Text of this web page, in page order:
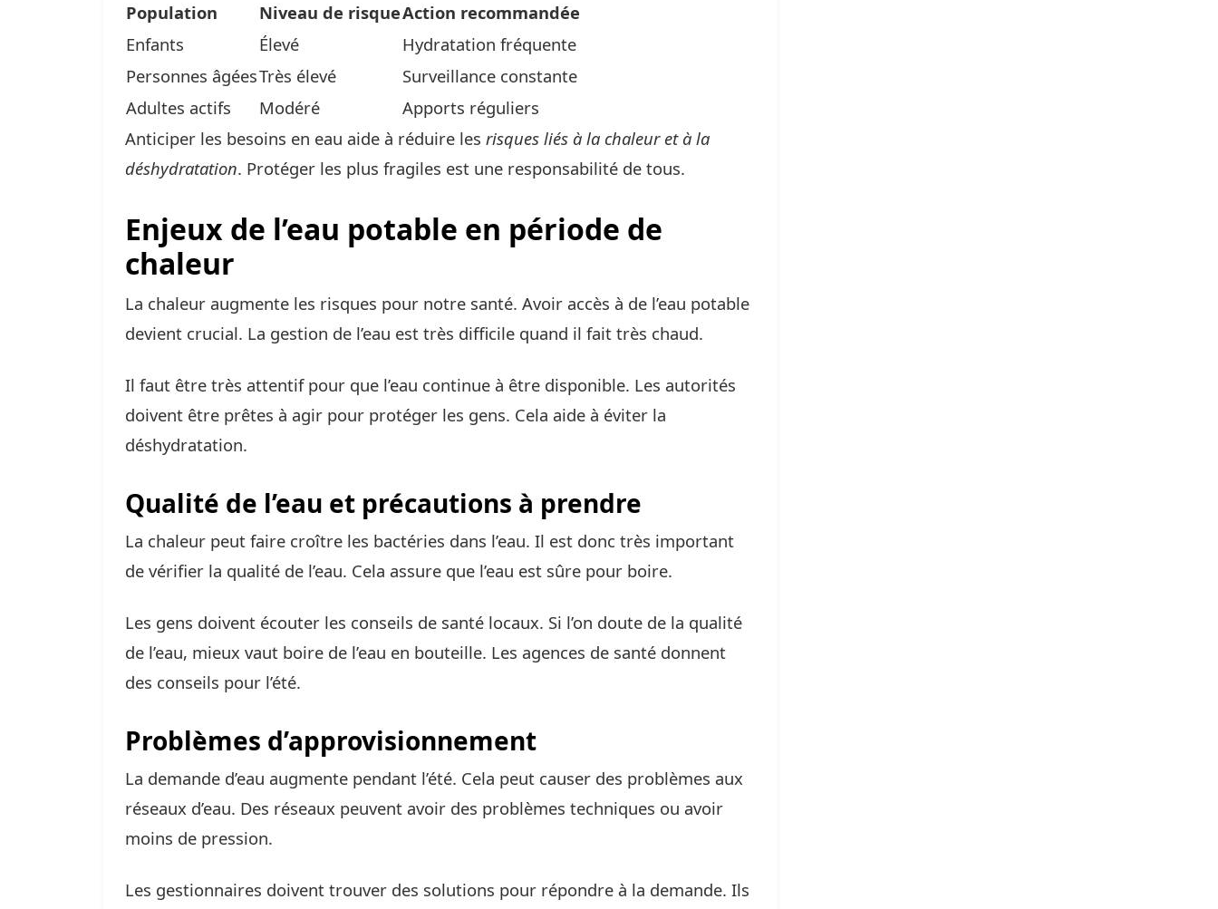
Population Niveau de risqueAction recommandée
Enfants
Élevé
Hydratation fréquente
Personnes âgéesTrès élevé
Surveillance constante
Adultes actifs
Modéré
Apports réguliers
Anticiper les besoins en eau aide à réduire les risques liés à la chaleur et à la
déshydratation. Protéger les plus fragiles est une responsabilité de tous.
Enjeux de l’eau potable en période de
chaleur
La chaleur augmente les risques pour notre santé. Avoir accès à de l’eau potable
devient crucial. La gestion de l’eau est très difficile quand il fait très chaud.
Il faut être très attentif pour que l’eau continue à être disponible. Les autorités
doivent être prêtes à agir pour protéger les gens. Cela aide à éviter la
déshydratation.
Qualité de l’eau et précautions à prendre
La chaleur peut faire croître les bactéries dans l’eau. Il est donc très important
de vérifier la qualité de l’eau. Cela assure que l’eau est sûre pour boire.
Les gens doivent écouter les conseils de santé locaux. Si l’on doute de la qualité
de l’eau, mieux vaut boire de l’eau en bouteille. Les agences de santé donnent
des conseils pour l’été.
Problèmes d’approvisionnement
La demande d’eau augmente pendant l’été. Cela peut causer des problèmes aux
réseaux d’eau. Des réseaux peuvent avoir des problèmes techniques ou avoir
moins de pression.
Les gestionnaires doivent trouver des solutions pour répondre à la demande. Ils